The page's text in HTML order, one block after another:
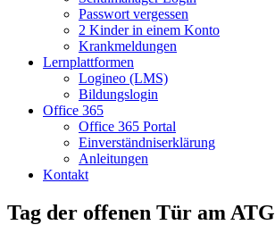
Passwort vergessen
2 Kinder in einem Konto
Krankmeldungen
Lernplattformen
Logineo (LMS)
Bildungslogin
Office 365
Office 365 Portal
Einverständniserklärung
Anleitungen
Kontakt
Tag der offenen Tür am ATG